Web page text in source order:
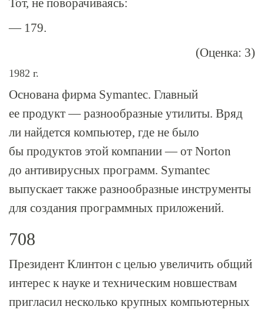
Тот, не поворачиваясь:
— 179.
(Оценка: 3)
1982 г.
Основана фирма Symantec. Главный
ее продукт — разнообразные утилиты. Вряд
ли найдется компьютер, где не было
бы продуктов этой компании — от Norton
до антивирусных программ. Symantec
выпускает также разнообразные инструменты
для создания программных приложений.
708
Президент Клинтон с целью увеличить общий
интерес к науке и техническим новшествам
пригласил несколько крупных компьютерных